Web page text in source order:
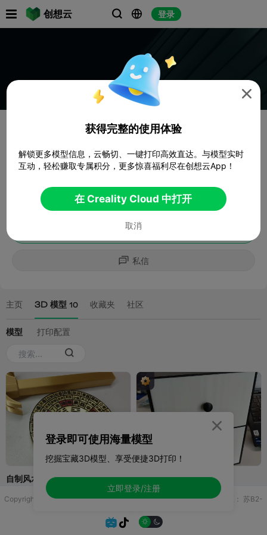
创想云   登录
Copyright © 2025 无锡控博科技有限公司 版权所有增值电信业务许可证： 苏B2-
 
登录即可使用海量模型
挖掘宝藏3D模型、享受便捷3D打印！
立即登录/注册


获得完整的使用体验
解锁更多模型信息，云畅切、一键打印高效直达。与模型实时
互动，轻松赚取专属积分，更多惊喜福利尽在创想云App！
在 Creality Cloud 中打开
取消